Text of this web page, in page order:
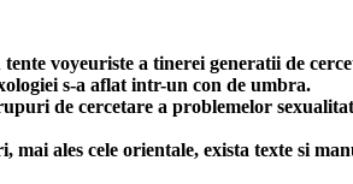
voyeuriste a tinerei generatii de
s-a aflat intr-un con de umbra.
de cercetare a problemelor
ales cele orientale, exista texte si